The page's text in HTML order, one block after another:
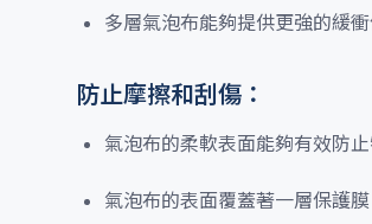
多層氣泡布能夠提供更強的緩
防止摩擦和刮傷：
氣泡布的柔軟表面能夠有效防
氣泡布的表面覆蓋著一層保護